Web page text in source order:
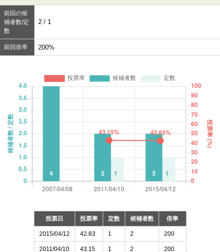
前回の候
補者数/定
数
2 / 1
前回倍率 200%
投票日 投票率 定数 候補者数 倍率
2015/04/12 42.83 1 2 200
2011/04/10 43.15 1 2 200